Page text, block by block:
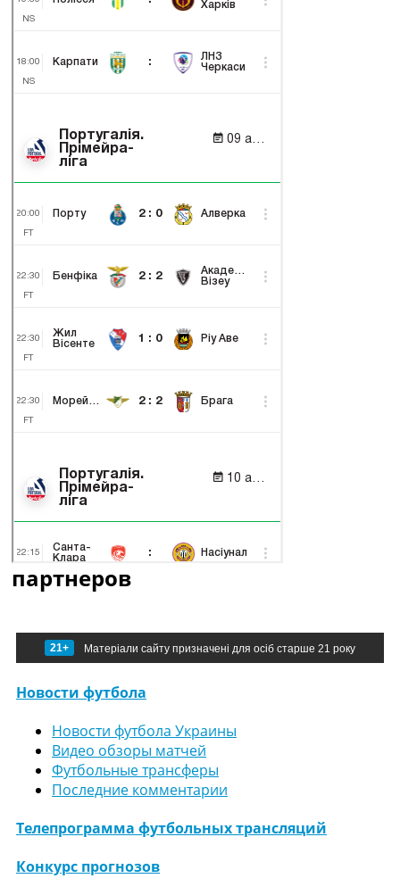
партнеров
21+ Матеріали сайту призначені для осіб старше 21 року
Новости футбола
Новости футбола Украины
Видео обзоры матчей
Футбольные трансферы
Последние комментарии
Телепрограмма футбольных трансляций
Конкурс прогнозов